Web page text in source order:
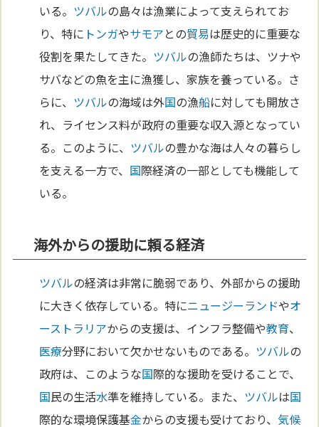
いる。 ツバルの島々は漁業によって支えられてお
り、特に トンガやサモアとの貿易は歴史的に重要な
役割を果たしてきた。 ツバルの漁師たちは、ツナや
サバなどの魚を主に漁獲し、家族を養っている。さ
らに、 ツバルの海域は外国の漁船に対しても開放さ
れ、ライセンス料が政府の重要な収入源となってい
る。このように、 ツバルの豊かな海は人々の暮らし
を支える一方で、 国際経済の一部としても機能して
いる。
海外からの援助に頼る経済
ツバルの経済は非常に脆弱であり、外部からの援助
に大きく依存している。特にニュージーランドやオ
ーストラリアからの支援は、インフラ整備や教育、
医療分野において欠かせないものである。 ツバルの
政府は、このような国際的な援助を受けることで、
国民の生活水準を維持している。また、 ツバルは国
際的な環境保護基金からの支援も受けており、気候